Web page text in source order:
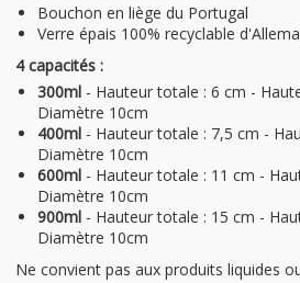
Bouchon en liège du Portugal
Verre épais 100% recyclable
4 capacités :
300ml - Hauteur totale : 6 cm -
Diamètre 10cm
400ml - Hauteur totale : 7,5 cm -
Diamètre 10cm
600ml - Hauteur totale : 11 cm -
Diamètre 10cm
900ml - Hauteur totale : 15 cm -
Diamètre 10cm
Ne convient pas aux produits liquides